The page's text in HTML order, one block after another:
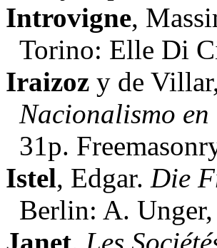
Introvigne,
Torino: Elle Di
Iraizoz y de
Nacionalismo en
31p.
Istel, Edgar. Die
Berlin: A.
Janet. Les